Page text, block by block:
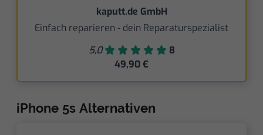
kaputt.de GmbH
Einfach reparieren - dein Reparaturspezialist
5,0
8
49,90 €
iPhone 5s Alternativen